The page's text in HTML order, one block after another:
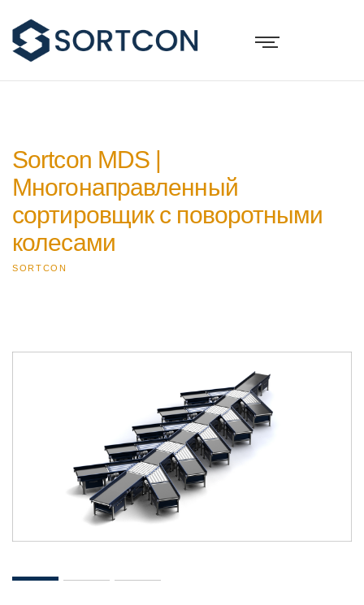
Sortcon MDS |
Многонаправленный
сортировщик с поворотными
колесами
SORTCON